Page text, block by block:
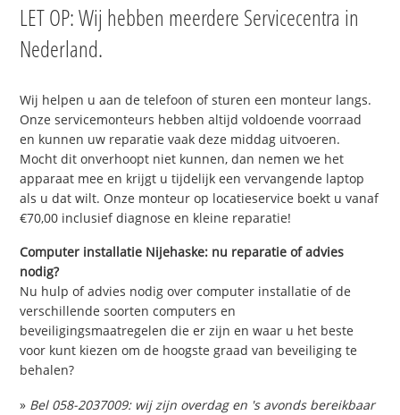
LET OP: Wij hebben meerdere Servicecentra in
Nederland.
Wij helpen u aan de telefoon of sturen een monteur langs.
Onze servicemonteurs hebben altijd voldoende voorraad
en kunnen uw reparatie vaak deze middag uitvoeren.
Mocht dit onverhoopt niet kunnen, dan nemen we het
apparaat mee en krijgt u tijdelijk een vervangende laptop
als u dat wilt. Onze monteur op locatieservice boekt u vanaf
€70,00 inclusief diagnose en kleine reparatie!
Computer installatie Nijehaske: nu reparatie of advies
nodig?
Nu hulp of advies nodig over computer installatie of de
verschillende soorten computers en
beveiligingsmaatregelen die er zijn en waar u het beste
voor kunt kiezen om de hoogste graad van beveiliging te
behalen?
» Bel 058-2037009: wij zijn overdag en 's avonds bereikbaar